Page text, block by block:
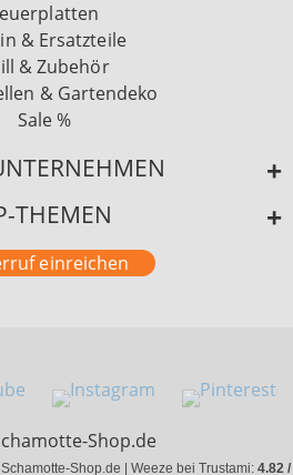
& Ersatzteile
& Zubehör
& Gartendeko
Sale %
THEMEN
einreichen
Shop.de
Shop.de | Weeze bei Trustami: 4.82 /